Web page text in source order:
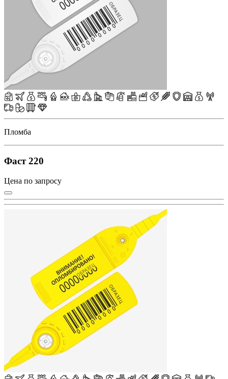
Пломба
Фаст 220
Цена по запросу